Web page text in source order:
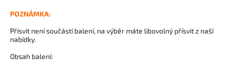
POZNÁMKA:
Přísvit není součástí balení, na výběr máte libovolný přísvit z naší
nabídky.
Obsah balení: